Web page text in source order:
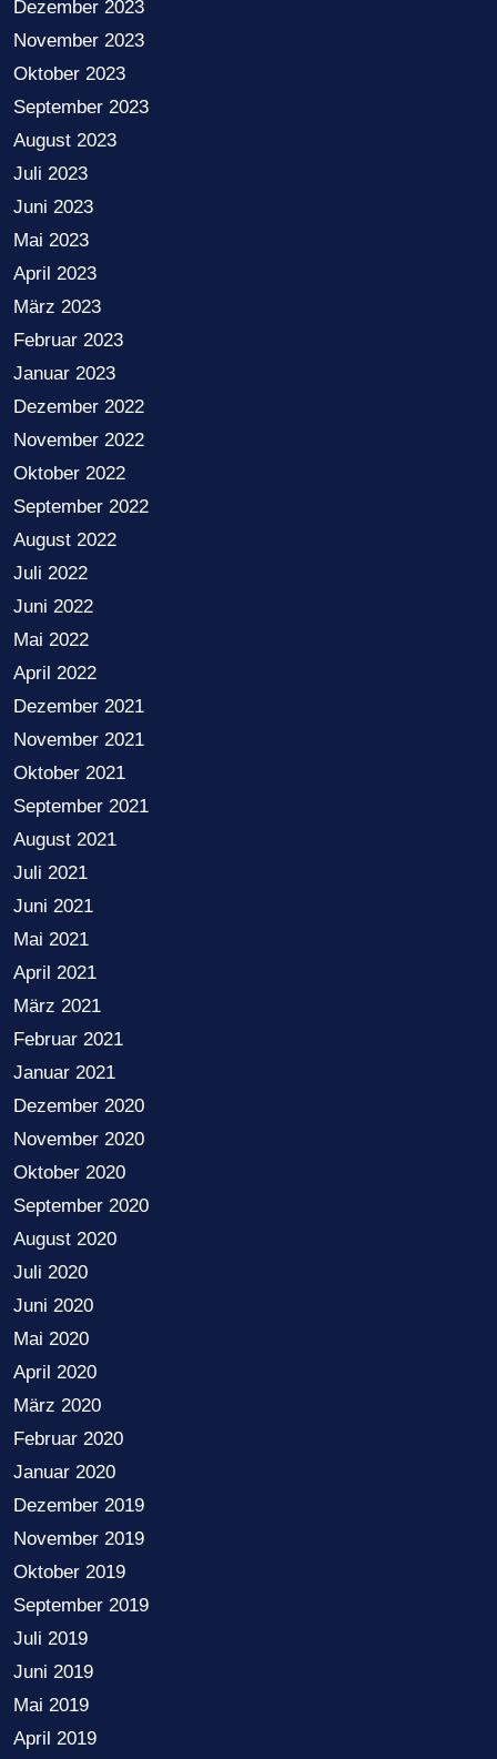
Dezember 2023
November 2023
Oktober 2023
September 2023
August 2023
Juli 2023
Juni 2023
Mai 2023
April 2023
März 2023
Februar 2023
Januar 2023
Dezember 2022
November 2022
Oktober 2022
September 2022
August 2022
Juli 2022
Juni 2022
Mai 2022
April 2022
Dezember 2021
November 2021
Oktober 2021
September 2021
August 2021
Juli 2021
Juni 2021
Mai 2021
April 2021
März 2021
Februar 2021
Januar 2021
Dezember 2020
November 2020
Oktober 2020
September 2020
August 2020
Juli 2020
Juni 2020
Mai 2020
April 2020
März 2020
Februar 2020
Januar 2020
Dezember 2019
November 2019
Oktober 2019
September 2019
Juli 2019
Juni 2019
Mai 2019
April 2019